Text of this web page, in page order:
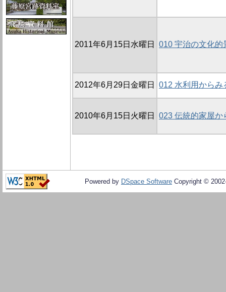
2011年6月15日水曜日 010 宇治の文化的
2012年6月29日金曜日 012 水利用からみ
2010年6月15日火曜日 023 伝統的家屋か
Powered by DSpace Software Copyright ©